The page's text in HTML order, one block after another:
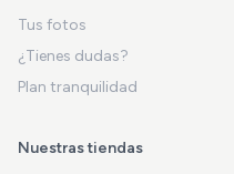
Tus fotos
¿Tienes dudas?
Plan tranquilidad
Nuestras tiendas